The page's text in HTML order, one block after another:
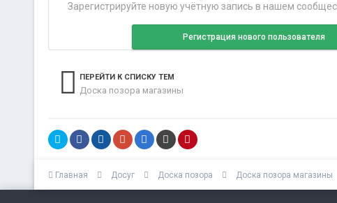
Зарегистрируйте новую учётную запись в нашем
Регистрация нового пользователя
ПЕРЕЙТИ К СПИСКУ ТЕМ
Доска позора магазины
Главная Досуг Доска позора Доска позора магазины